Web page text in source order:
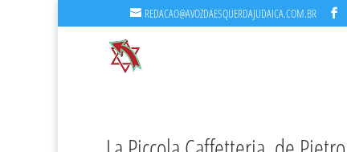
REDACAO@AVOZDAESQUERDAJUDAICA.COM.BR